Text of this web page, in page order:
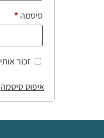
סיסמה*חובה
זכור אותי
איפוס סיסמה